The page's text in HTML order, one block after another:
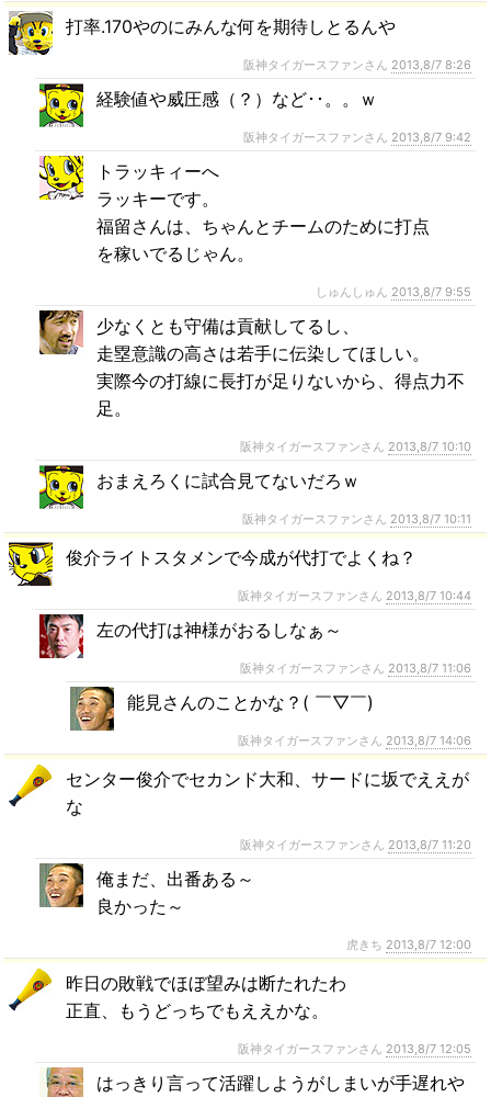
打率.170やのにみんな何を期待しとるんや
阪神タイガースファンさん 2013,8/7 8:26
経験値や威圧感（？）など･･。。ｗ
阪神タイガースファンさん 2013,8/7 9:42
トラッキィーへ
ラッキーです。
福留さんは、ちゃんとチームのために打点
を稼いでるじゃん。
しゅんしゅん 2013,8/7 9:55
少なくとも守備は貢献してるし、
走塁意識の高さは若手に伝染してほしい。
実際今の打線に長打が足りないから、得点力不
足。
阪神タイガースファンさん 2013,8/7 10:10
おまえろくに試合見てないだろｗ
阪神タイガースファンさん 2013,8/7 10:11
俊介ライトスタメンで今成が代打でよくね？
阪神タイガースファンさん 2013,8/7 10:44
左の代打は神様がおるしなぁ～
阪神タイガースファンさん 2013,8/7 11:06
能見さんのことかな？( ￣▽￣)
阪神タイガースファンさん 2013,8/7 14:06
センター俊介でセカンド大和、サードに坂でええが
な
阪神タイガースファンさん 2013,8/7 11:20
俺まだ、出番ある～
良かった～
虎きち 2013,8/7 12:00
昨日の敗戦でほぼ望みは断たれたわ
正直、もうどっちでもええかな。
阪神タイガースファンさん 2013,8/7 12:05
はっきり言って活躍しようがしまいが手遅れや